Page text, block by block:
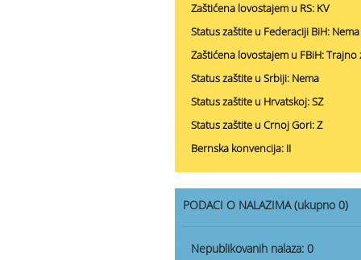
Zaštićena lovostajem u RS: KV
Status zaštite u Federaciji BiH: Nema
Zaštićena lovostajem u FBiH: Trajno
Status zaštite u Srbiji: Nema
Status zaštite u Hrvatskoj: SZ
Status zaštite u Crnoj Gori: Z
Bernska konvencija: II
PODACI O NALAZIMA (ukupno 0)
Nepublikovanih nalaza: 0